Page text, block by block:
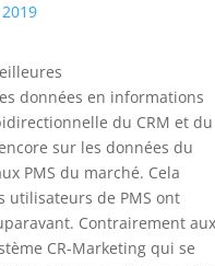
données en informations
du CRM et du
sur les données du
PMS du marché. Cela
utilisateurs de PMS ont
Contrairement aux
CR-Marketing qui se